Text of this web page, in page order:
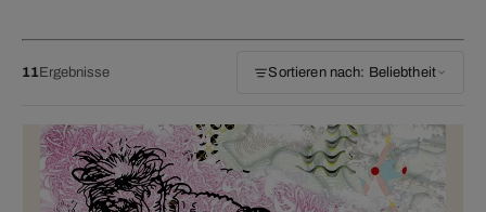
11Ergebnisse Sortieren nach: Beliebtheit